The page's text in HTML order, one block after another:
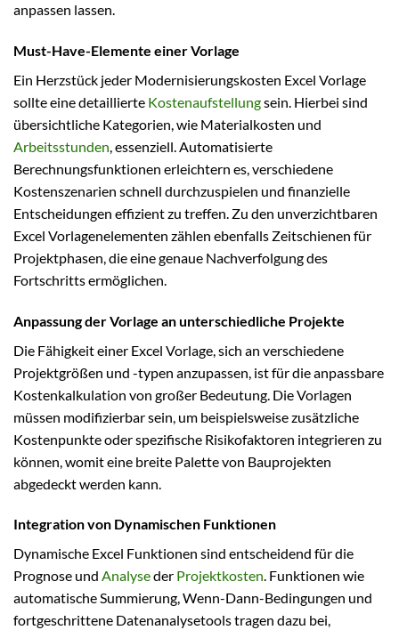
anpassen lassen.
Must-Have-Elemente einer Vorlage
Ein Herzstück jeder Modernisierungskosten Excel Vorlage
sollte eine detaillierte Kostenaufstellungsein. Hierbei sind
übersichtliche Kategorien, wie Materialkosten und
Arbeitsstunden, essenziell. Automatisierte
Berechnungsfunktionen erleichtern es, verschiedene
Kostenszenarien schnell durchzuspielen und finanzielle
Entscheidungen effizient zu treffen. Zu den unverzichtbaren
Excel Vorlagenelementen zählen ebenfalls Zeitschienen für
Projektphasen, die eine genaue Nachverfolgung des
Fortschritts ermöglichen.
Anpassung der Vorlage an unterschiedliche Projekte
Die Fähigkeit einer Excel Vorlage, sich an verschiedene
Projektgrößen und -typen anzupassen, ist für die anpassbare
Kostenkalkulation von großer Bedeutung. Die Vorlagen
müssen modifizierbar sein, um beispielsweise zusätzliche
Kostenpunkte oder spezifische Risikofaktoren integrieren zu
können, womit eine breite Palette von Bauprojekten
abgedeckt werden kann.
Integration von Dynamischen Funktionen
Dynamische Excel Funktionen sind entscheidend für die
Prognose und Analyseder Projektkosten. Funktionen wie
automatische Summierung, Wenn-Dann-Bedingungen und
fortgeschrittene Datenanalysetools tragen dazu bei,